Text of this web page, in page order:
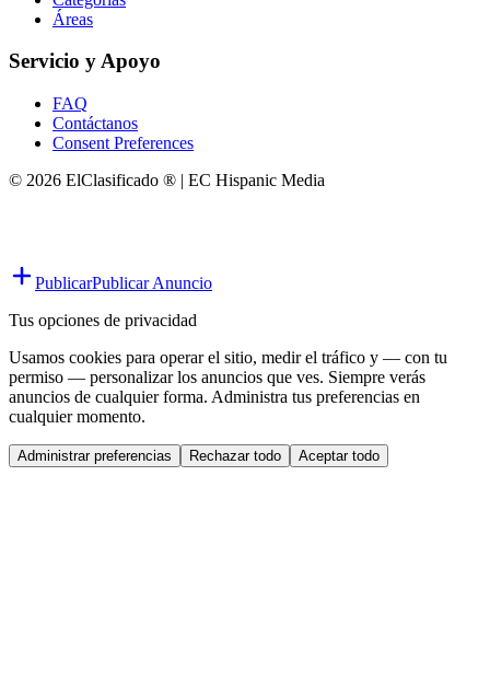
Áreas
Servicio y Apoyo
FAQ
Contáctanos
Consent Preferences
© 2026 ElClasificado ® | EC Hispanic Media
PublicarPublicar Anuncio
Tus opciones de privacidad
Usamos cookies para operar el sitio, medir el tráfico y — con tu
permiso — personalizar los anuncios que ves. Siempre verás
anuncios de cualquier forma. Administra tus preferencias en
cualquier momento.
Administrar preferencias Rechazar todo Aceptar todo